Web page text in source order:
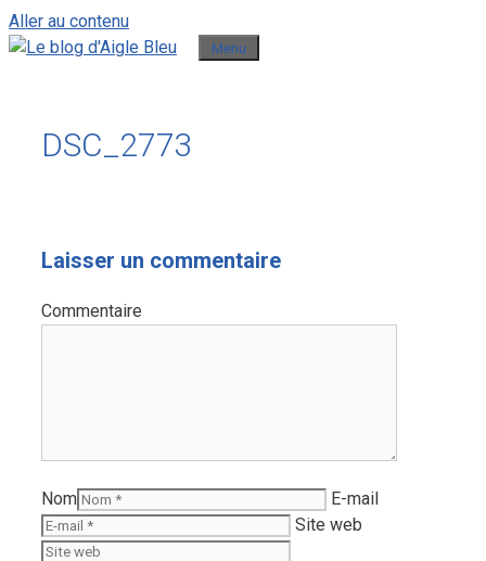
Aller au contenu
Menu
DSC_2773
Laisser un commentaire
Commentaire
Nom
E-mail
Site web